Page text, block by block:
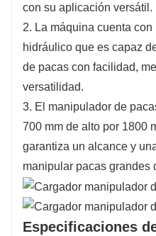
con su aplicación versátil.
2. La máquina cuenta
hidráulico que es capaz
de pacas con facilidad,
versatilidad.
3. El manipulador de
700 mm de alto por 1800
garantiza un alcance y
manipular pacas grandes
Especificaciones